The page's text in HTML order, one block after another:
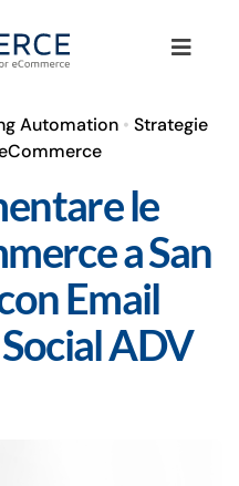
Toggle
eCommerce
Automation• Strategie
le
a San
Email
ADV